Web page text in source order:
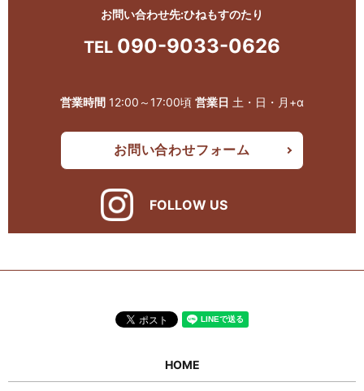
お問い合わせ先:ひねもすのたり
TEL 090-9033-0626
営業時間 12:00～17:00頃 営業日 土・日・月+α
お問い合わせフォーム
FOLLOW US
HOME